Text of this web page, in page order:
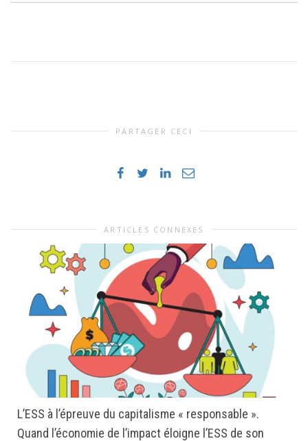
PARTAGER CECI
ARTICLES CONNEXES
L’ESS à l’épreuve du capitalisme « responsable ».
Quand l’économie de l’impact éloigne l’ESS de son